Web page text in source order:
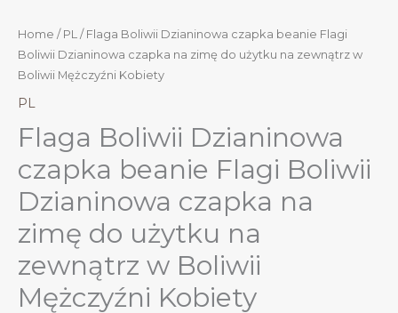
Home / PL / Flaga Boliwii Dzianinowa czapka beanie Flagi
Boliwii Dzianinowa czapka na zimę do użytku na zewnątrz w
Boliwii Mężczyźni Kobiety
PL
Flaga Boliwii Dzianinowa
czapka beanie Flagi Boliwii
Dzianinowa czapka na
zimę do użytku na
zewnątrz w Boliwii
Mężczyźni Kobiety